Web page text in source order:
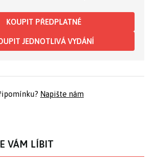
KOUPIT PŘEDPLATNÉ
JEDNOTLIVÁ VYDÁNÍ
Napište nám
VÁM LÍBIT